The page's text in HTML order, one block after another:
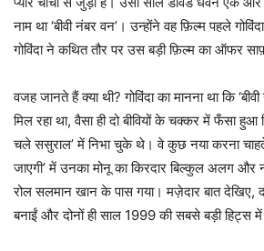
नाम था ‘बीवी नंबर वन’। उन्होंने वह फ़िल्म पहले
गोविंदा ने कथित तौर पर उस बड़ी फ़िल्म का ऑफर
वजह जानते हैं क्या थी? गोविंदा का मानना था कि
मिल रहा था, वैसा ही दो बीवियों के चक्कर में फँसा हुआ
चले ससुराल’ में निभा चुके थे। वे कुछ नया करना
जाएगी’ में उनका मोनू का किरदार बिल्कुल अलग
रोल सलमान खान के पास गया। मज़ेदार बात देखिए,
बनाईं और दोनों ही साल 1999 की सबसे बड़ी हिट्स